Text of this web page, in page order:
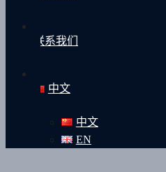
联系我们
中文
中文
EN